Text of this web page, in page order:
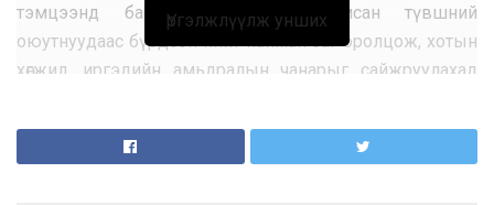
тэмцээнд бакалаврын болон ахисан түвшний
оюутнуудаас бүрдсэн нийт найман баг оролцож, хотын
хөгжил, иргэдийн амьдралын чанарыг сайжруулахад
өрсөлдсөн юм.
Төслүүдийг шинэлэг байдал, хэрэгжих боломж, нийгэм,
Үргэлжлүүлж унших